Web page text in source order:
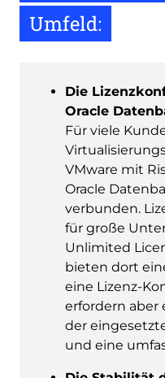
Umfeld:
Die
Oracle
Für viele
VMware mit
Oracle
verbunden.
für große
Unlimited
bieten dort
eine Lizenz-
erfordern aber
der
und eine